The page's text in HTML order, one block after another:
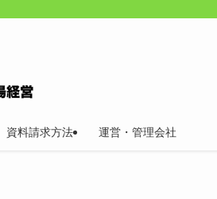
資料請求方法 運営・管理会社